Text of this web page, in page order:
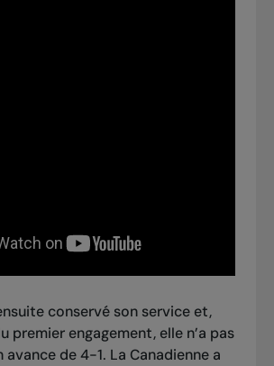
conservé son service et,
premier engagement, elle n’a pas
avance de 4-1. La Canadienne a